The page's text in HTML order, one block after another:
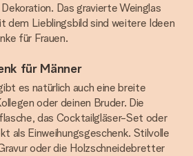
Das gravierte Weinglas
dem Lieblingsbild sind weitere Ideen
für Frauen.
für Männer
es natürlich auch eine breite
oder deinen Bruder. Die
das Cocktailgläser-Set oder
als Einweihungsgeschenk. Stilvolle
oder die Holzschneidebretter